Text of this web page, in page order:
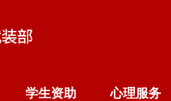
学生资助 心理服务